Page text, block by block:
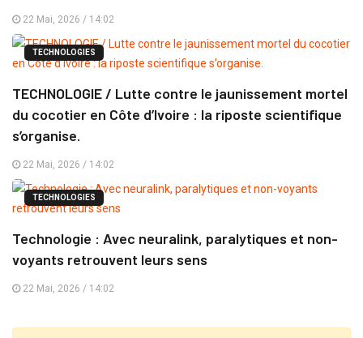
22 Mai, 2026 / 14:02
TECHNOLOGIES
TECHNOLOGIE / Lutte contre le jaunissement mortel
du cocotier en Côte d’Ivoire : la riposte scientifique
s’organise.
22 Mai, 2026 / 14:02
TECHNOLOGIES
Technologie : Avec neuralink, paralytiques et non-
voyants retrouvent leurs sens
22 Mai, 2026 / 14:02